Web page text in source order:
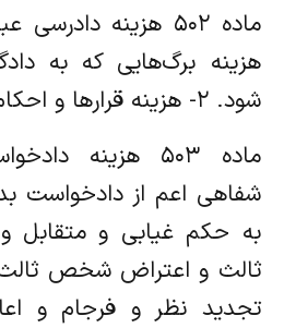
هزینه برگ‌هایی که به
شود. ۲- هزینه قرارها و احکام دادگاه.
ماده ۵۰۳ هزینه
شفاهی اعم از دادخواست
به حکم غیابی و متقابل
ثالث و اعتراض شخص
تجدید نظر و فرجام و